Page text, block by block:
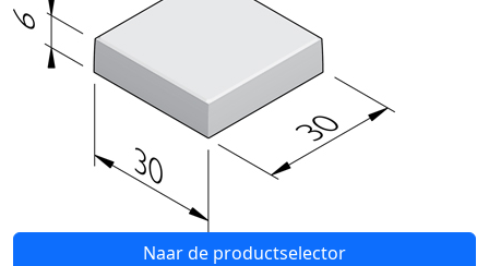
Naar de productselector